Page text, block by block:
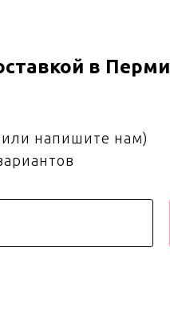
в Перми
напишите нам)